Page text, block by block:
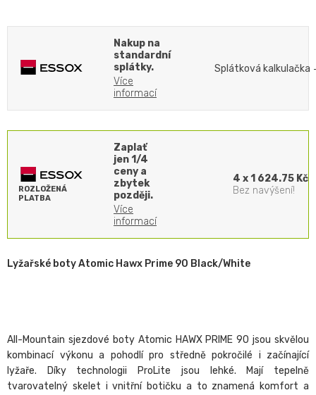
Nakup na
standardní
splátky.
Více
informací
Splátková kalkulačka
ROZLOŽENÁ
PLATBA
Zaplať
jen 1/4
ceny a
zbytek
později.
Více
informací
4 x 1 624.75 Kč
Bez navýšení!
Lyžařské boty Atomic Hawx Prime 90 Black/White
All-Mountain sjezdové boty Atomic HAWX PRIME 90 jsou skvělou
kombinací výkonu a pohodlí pro středně pokročilé i začínající
lyžaře. Díky technologii ProLite jsou lehké. Mají tepelně
tvarovatelný skelet i vnitřní botičku a to znamená komfort a